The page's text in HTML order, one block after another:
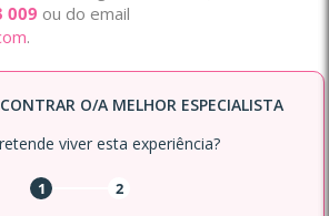
009 ou do email
.
O/A MELHOR ESPECIALISTA
viver esta experiência?
1 2